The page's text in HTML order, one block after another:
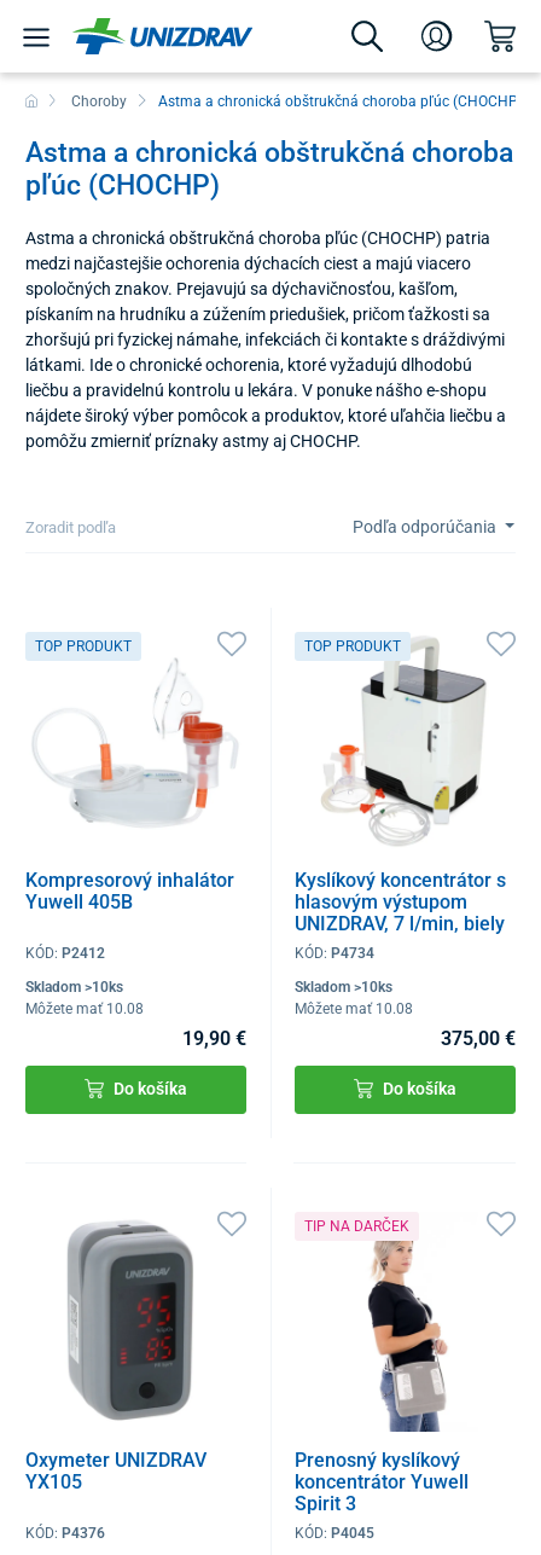
Choroby Astma a chronická obštrukčná choroba pľúc (CHOCHP)
Astma a chronická obštrukčná choroba
pľúc (CHOCHP)
Astma a chronická obštrukčná choroba pľúc (CHOCHP) patria
medzi najčastejšie ochorenia dýchacích ciest a majú viacero
spoločných znakov. Prejavujú sa dýchavičnosťou, kašľom,
pískaním na hrudníku a zúžením priedušiek, pričom ťažkosti sa
zhoršujú pri fyzickej námahe, infekciách či kontakte s dráždivými
látkami. Ide o chronické ochorenia, ktoré vyžadujú dlhodobú
liečbu a pravidelnú kontrolu u lekára. V ponuke nášho e-shopu
nájdete široký výber pomôcok a produktov, ktoré uľahčia liečbu a
pomôžu zmierniť príznaky astmy aj CHOCHP.
Zoradit podľa Podľa odporúčania
TOP PRODUKT
Kompresorový inhalátor
Yuwell 405B
KÓD: P2412
Skladom >10ks
Môžete mať 10.08
19,90 €
Do košíka
TOP PRODUKT
Kyslíkový koncentrátor s
hlasovým výstupom
UNIZDRAV, 7 l/min, biely
KÓD: P4734
Skladom >10ks
Môžete mať 10.08
375,00 €
Do košíka
Oxymeter UNIZDRAV
YX105
KÓD: P4376
TIP NA DARČEK
Prenosný kyslíkový
koncentrátor Yuwell
Spirit 3
KÓD: P4045